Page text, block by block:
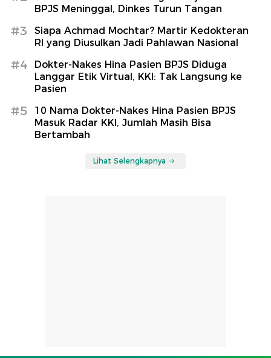
BPJS Meninggal, Dinkes Turun Tangan
#3
Siapa Achmad Mochtar? Martir Kedokteran
RI yang Diusulkan Jadi Pahlawan Nasional
#4
Dokter-Nakes Hina Pasien BPJS Diduga
Langgar Etik Virtual, KKI: Tak Langsung ke
Pasien
#5
10 Nama Dokter-Nakes Hina Pasien BPJS
Masuk Radar KKI, Jumlah Masih Bisa
Bertambah
Lihat Selengkapnya